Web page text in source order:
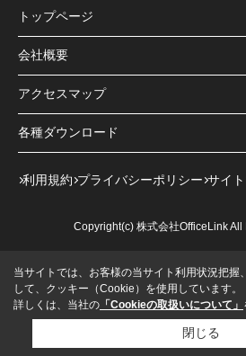
トップページ
会社概要
アクセスマップ
各種ダウンロード
利用規約 プライバシーポリシー サイ
Copyright(c) 株式会社OfficeLink
当サイトでは、お客様の当サイト利用状況把握
して、クッキー（Cookie）を使用しています。
詳しくは、当社の 「Cookieの取扱いについて」
閉じる